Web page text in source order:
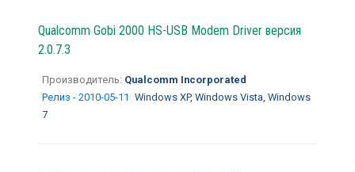
Qualcomm Gobi 2000 HS-USB Modem Driver версия
2.0.7.3
Производитель: Qualcomm Incorporated
Релиз - 2010-05-11 Windows XP, Windows Vista, Windows
7